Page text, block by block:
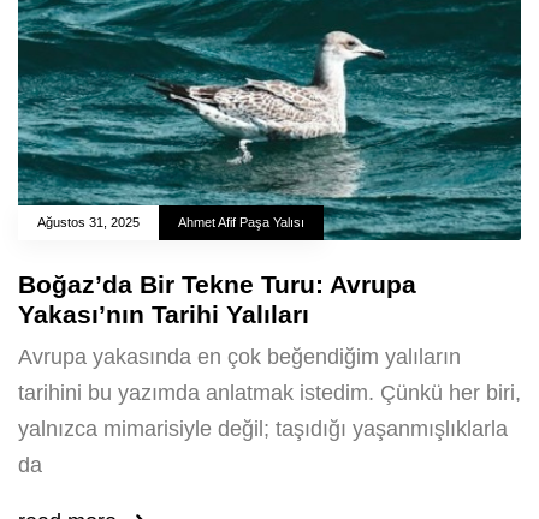
Ağustos 31, 2025 Ahmet Afif Paşa Yalısı
Boğaz’da Bir Tekne Turu: Avrupa
Yakası’nın Tarihi Yalıları
Avrupa yakasında en çok beğendiğim yalıların
tarihini bu yazımda anlatmak istedim. Çünkü her biri,
yalnızca mimarisiyle değil; taşıdığı yaşanmışlıklarla
da